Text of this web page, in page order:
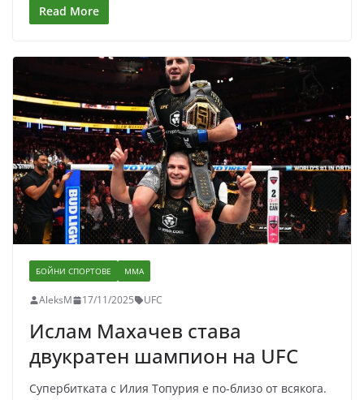
Read More
БОЙНИ СПОРТОВЕ ММА
AleksM 17/11/2025 UFC
Ислам Махачев става
двукратен шампион на UFC
Супербитката с Илия Топурия е по-близо от всякога.